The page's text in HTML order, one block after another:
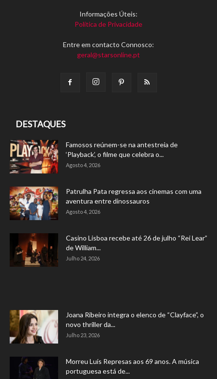
Informações Úteis:
Política de Privacidade
Entre em contacto Connosco:
geral@starsonline.pt
DESTAQUES
Famosos reúnem-se na antestreia de
‘Playback’, o filme que celebra o...
Agosto 4, 2026
Patrulha Pata regressa aos cinemas com uma
aventura entre dinossauros
Agosto 4, 2026
Casino Lisboa recebe até 26 de julho “Rei Lear”
de William...
Julho 24, 2026
Joana Ribeiro integra o elenco de “Clayface”, o
novo thriller da...
Julho 23, 2026
Morreu Luís Represas aos 69 anos. A música
portuguesa está de...